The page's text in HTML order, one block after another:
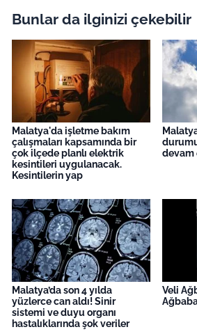
Bunlar da ilginizi çekebilir
Malatya'da işletme bakım
çalışmaları kapsamında bir
çok ilçede planlı elektrik
kesintileri uygulanacak.
Kesintilerin yap
devam
Malatya’da son 4 yılda
yüzlerce can aldı! Sinir
sistemi ve duyu organı
hastalıklarında şok veriler
Veli